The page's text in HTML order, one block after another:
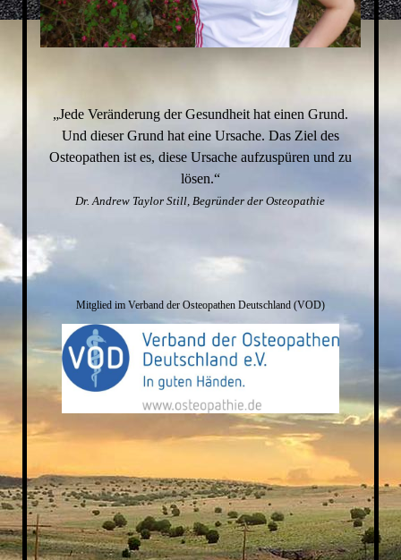
„Jede Veränderung der Gesundheit hat einen Grund.
Und dieser Grund hat eine Ursache. Das Ziel des
Osteopathen ist es, diese Ursache aufzuspüren und zu
lösen.“
Dr. Andrew Taylor Still, Begründer der Osteopathie
Mitglied im Verband der Osteopathen Deutschland (VOD)